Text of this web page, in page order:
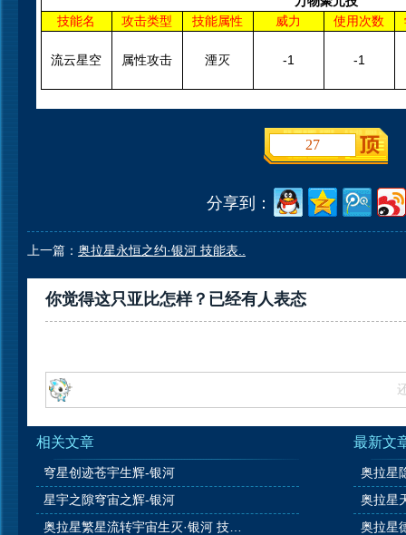
技能名
攻击类型 技能属性 威力 使用次数
流云星空 属性攻击 湮灭 -1 -1
27
分享到：
上一篇： 奥拉星永恒之约·银河 技能表..
你觉得这只亚比怎样？已经有人表态
相关文章
穹星创迹苍宇生辉-银河
星宇之隙穹宙之辉-银河
最新文